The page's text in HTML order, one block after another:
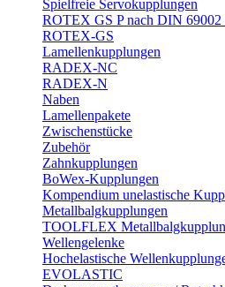
Spielfreie Servokupplungen
ROTEX GS P nach DIN 69002
ROTEX-GS
Lamellenkupplungen
RADEX-NC
RADEX-N
Naben
Lamellenpakete
Zwischenstücke
Zubehör
Zahnkupplungen
BoWex-Kupplungen
Kompendium unelastische
Metallbalgkupplungen
TOOLFLEX
Wellengelenke
Hochelastische
EVOLASTIC